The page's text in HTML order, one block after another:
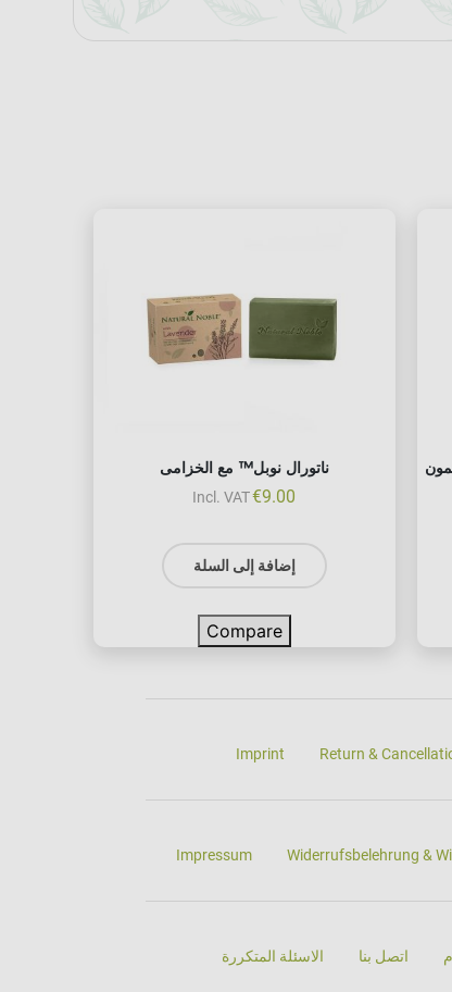
ناتورال نوبل™ مع الخزامى
€9.00
Incl. VAT
إضافة إلى السلة
Compare
Return &
Imprint
Widerrufsbelehrung &
Impressum
اتصل بنا الاسئلة المتكررة